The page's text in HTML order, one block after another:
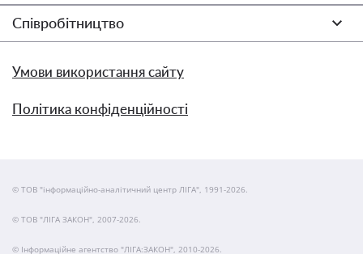
Співробітництво
Умови використання сайту
Політика конфіденційності
© ТОВ "інформаційно-аналітичний центр ЛІГА", 1991-2026.
© ТОВ "ЛІГА ЗАКОН", 2007-2026.
© Інформаційне агентство "ЛІГА:ЗАКОН", 2010-2026.